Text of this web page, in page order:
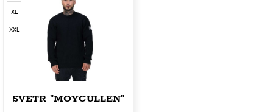
XL
XXL
SVETR "MOYCULLEN"